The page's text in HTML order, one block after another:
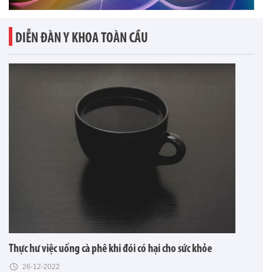
DIỄN ĐÀN Y KHOA TOÀN CẦU
Thực hư việc uống cà phê khi đói có hại cho sức khỏe
26-12-2022